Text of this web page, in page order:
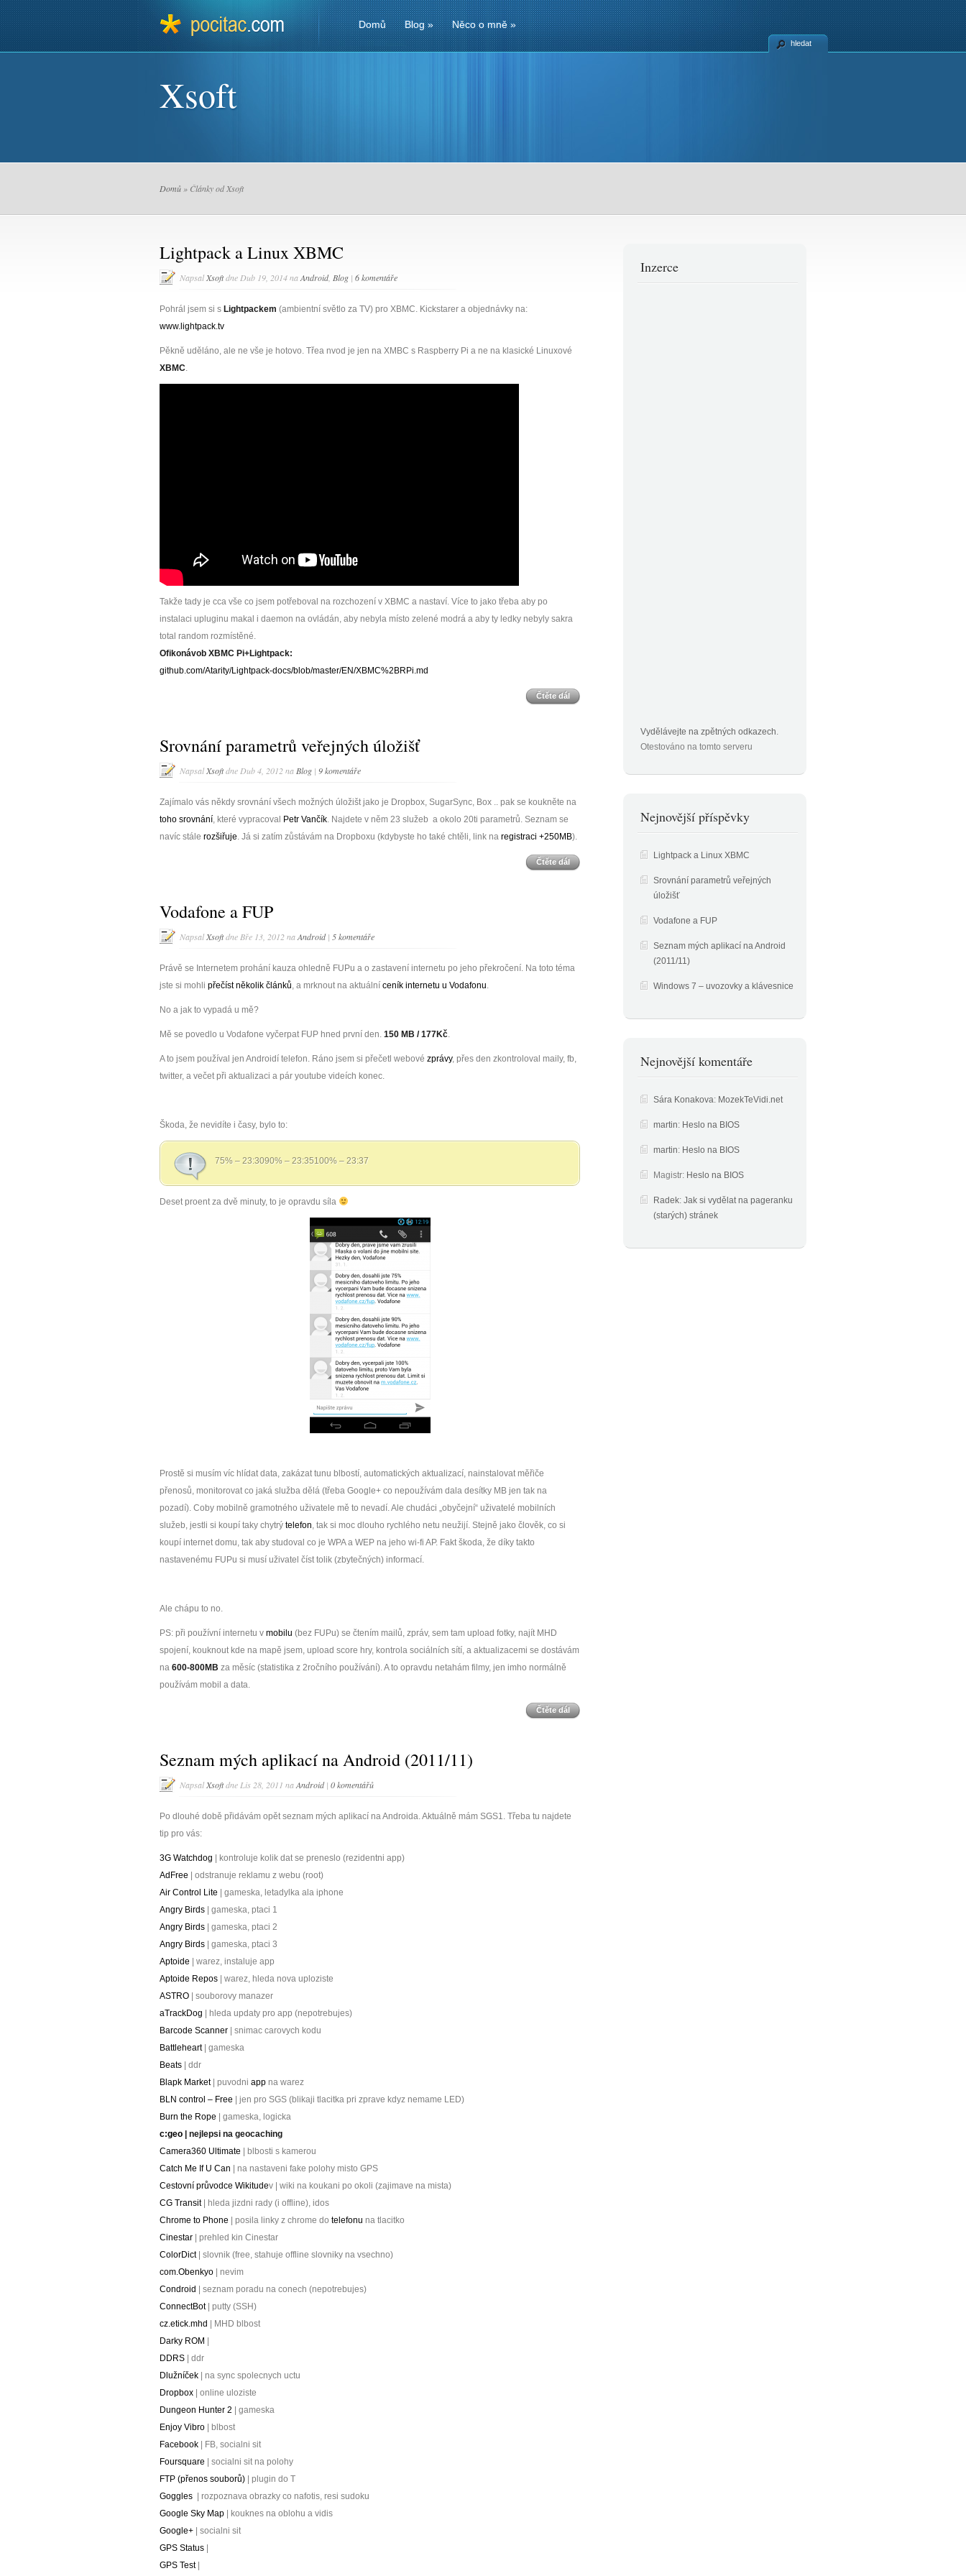
Domů Blog» Něco o mně»
hledat
Xsoft
Domů » Články od Xsoft
Lightpack a Linux XBMC
Napsal Xsoftdne Dub 19, 2014 naAndroid, Blog | 6 komentáře
Pohrál jsem si s Lightpackem (ambientní světlo za TV) pro XBMC. Kickstarer a objednávky na:
www.lightpack.tv
Pěkně uděláno, ale ne vše je hotovo. Třea nvod je jen na XMBC s Raspberry Pi a ne na klasické Linuxové
XBMC.
Takže tady je cca vše co jsem potřeboval na rozchození v XBMC a nastaví. Více to jako třeba aby po
instalaci upluginu makal i daemon na ovládán, aby nebyla místo zelené modrá a aby ty ledky nebyly sakra
total random rozmístěné.
Ofikonávob XBMC Pi+Lightpack:
github.com/Atarity/Lightpack-docs/blob/master/EN/XBMC%2BRPi.md
Čtěte dál
Srovnání parametrů veřejných úložišť
Napsal Xsoftdne Dub 4, 2012 na Blog | 9 komentáře
Zajímalo vás někdy srovnání všech možných úložišt jako je Dropbox, SugarSync, Box .. pak se koukněte na
toho srovnání, které vypracoval Petr Vančík. Najdete v něm 23 služeb a okolo 20ti parametrů. Seznam se
navíc stále rozšiřuje. Já si zatím zůstávám na Dropboxu (kdybyste ho také chtěli, link na registraci +250MB).
Čtěte dál
Vodafone a FUP
Napsal Xsoftdne Bře 13, 2012 naAndroid| 5 komentáře
Právě se Internetem prohání kauza ohledně FUPu a o zastavení internetu po jeho překročení. Na toto téma
jste si mohli přečíst několik článků, a mrknout na aktuální ceník internetu u Vodafonu.
No a jak to vypadá u mě?
Mě se povedlo u Vodafone vyčerpat FUP hned první den. 150 MB / 177Kč.
A to jsem používal jen Androidí telefon. Ráno jsem si přečetl webové zprávy, přes den zkontroloval maily, fb,
twitter, a večet při aktualizaci a pár youtube videích konec.
Škoda, že nevidíte i časy, bylo to:
75% – 23:3090% – 23:35100% – 23:37
Deset proent za dvě minuty, to je opravdu síla
Prostě si musím víc hlídat data, zakázat tunu blbostí, automatických aktualizací, nainstalovat měřiče
přenosů, monitorovat co jaká služba dělá (třeba Google+ co nepoužívám dala desítky MB jen tak na
pozadí). Coby mobilně gramotného uživatele mě to nevadí. Ale chudáci „obyčejní“ uživatelé mobilních
služeb, jestli si koupí taky chytrý telefon, tak si moc dlouho rychlého netu neužijí. Stejně jako člověk, co si
koupí internet domu, tak aby studoval co je WPA a WEP na jeho wi-fi AP. Fakt škoda, že díky takto
nastavenému FUPu si musí uživatel číst tolik (zbytečných) informací.
Ale chápu to no.
PS: při používní internetu v mobilu (bez FUPu) se čtením mailů, zpráv, sem tam upload fotky, najít MHD
spojení, kouknout kde na mapě jsem, upload score hry, kontrola sociálních sítí, a aktualizacemi se dostávám
na 600-800MB za měsíc (statistika z 2ročního používání). A to opravdu netahám filmy, jen imho normálně
používám mobil a data.
Čtěte dál
Seznam mých aplikací na Android (2011/11)
Napsal Xsoftdne Lis 28, 2011 naAndroid| 0 komentářů
Po dlouhé době přidávám opět seznam mých aplikací na Androida. Aktuálně mám SGS1. Třeba tu najdete
tip pro vás:
3G Watchdog | kontroluje kolik dat se preneslo (rezidentni app)
AdFree | odstranuje reklamu z webu (root)
Air Control Lite | gameska, letadylka ala iphone
Angry Birds | gameska, ptaci 1
Angry Birds | gameska, ptaci 2
Angry Birds | gameska, ptaci 3
Aptoide | warez, instaluje app
Aptoide Repos | warez, hleda nova uploziste
ASTRO | souborovy manazer
aTrackDog | hleda updaty pro app (nepotrebujes)
Barcode Scanner | snimac carovych kodu
Battleheart| gameska
Beats | ddr
Blapk Market| puvodni app na warez
BLN control – Free | jen pro SGS (blikaji tlacitka pri zprave kdyz nemame LED)
Burn the Rope | gameska, logicka
c:geo | nejlepsi na geocaching
Camera360 Ultimate | blbosti s kamerou
Catch Me If U Can | na nastaveni fake polohy misto GPS
Cestovní průvodce Wikitudev | wiki na koukani po okoli (zajimave na mista)
CG Transit| hleda jizdni rady (i offline), idos
Chrome to Phone | posila linky z chrome do telefonu na tlacitko
Cinestar | prehled kin Cinestar
ColorDict| slovnik (free, stahuje offline slovniky na vsechno)
com.Obenkyo | nevim
Condroid
| seznam poradu na conech (nepotrebujes)
ConnectBot| putty (SSH)
cz.etick.mhd
| MHD blbost
Darky ROM
DDRS | ddr
Dlužníček | na sync spolecnych uctu
Dropbox | online uloziste
Dungeon Hunter 2 | gameska
Enjoy Vibro | blbost
Facebook | FB, socialni sit
Foursquare | socialni sit na polohy
FTP (přenos souborů) | plugin do T
Goggles | rozpoznava obrazky co nafotis, resi sudoku
Google Sky Map | kouknes na oblohu a vidis
Google+ | socialni sit
GPS Status
GPS Test|
Inzerce
Vydělávejte na zpětných odkazech.
Otestováno na tomto serveru
Nejnovější příspěvky
Lightpack a Linux XBMC
Srovnání parametrů veřejných
úložišť
Vodafone a FUP
Seznam mých aplikací na Android
(2011/11)
Windows 7 – uvozovky a klávesnice
Nejnovější komentáře
Sára Konakova: MozekTeVidi.net
martin: Heslo na BIOS
martin: Heslo na BIOS
Magistr: Heslo na BIOS
Radek: Jak si vydělat na pageranku
(starých) stránek